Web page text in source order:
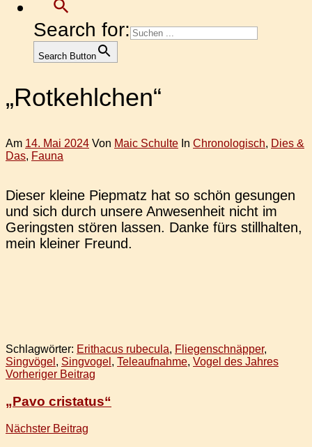
Search for:
Search Button
„Rotkehlchen“
Am 14. Mai 2024 Von Maic Schulte In Chronologisch, Dies &
Das, Fauna
Dieser kleine Piep­matz hat so schön gesun­gen
und sich durch unsere Anwe­sen­heit nicht im
Gerings­ten stören lassen. Danke fürs still­hal­ten,
mein klei­ner Freund.
Schlagwörter: Erithacus rubecula, Fliegenschnäpper,
Singvögel , Singvogel , Teleaufnahme, Vogel des Jahres
Beitragsnavigation
Vorheriger Beitrag
„Pavo cristatus“
Nächster Beitrag